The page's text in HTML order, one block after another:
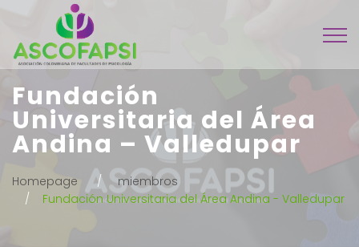
Fundación
Universitaria del Área
Andina – Valledupar
Homepage
miembros
Fundación Universitaria del Área Andina - Valledupar